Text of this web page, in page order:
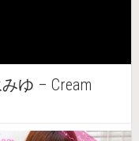
みゆ – Cream